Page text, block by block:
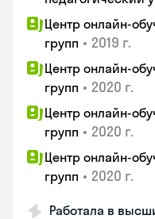
Центр онлайн-
групп • 2019 г.
Центр онлайн-
групп • 2020 г.
Центр онлайн-
групп • 2020 г.
Центр онлайн-
групп • 2020 г.
Работала в